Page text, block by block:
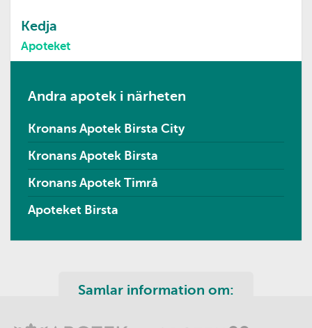
Kedja
Apoteket
Andra apotek i närheten
Kronans Apotek Birsta City
Kronans Apotek Birsta
Kronans Apotek Timrå
Apoteket Birsta
Samlar information om: